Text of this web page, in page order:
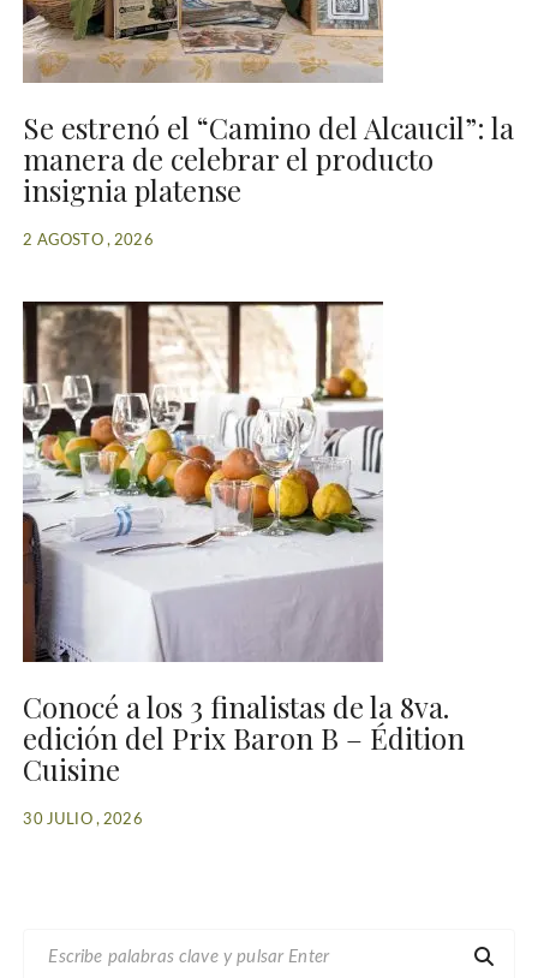
Se estrenó el “Camino del Alcaucil”: la
manera de celebrar el producto
insignia platense
2 AGOSTO , 2026
Conocé a los 3 finalistas de la 8va.
edición del Prix Baron B – Édition
Cuisine
30 JULIO , 2026